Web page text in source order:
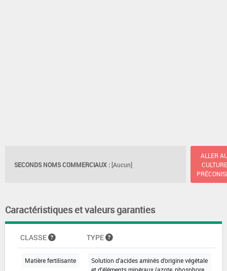
SECONDS NOMS COMMERCIAUX : [Aucun]
ALLER
Caractéristiques et valeurs garanties
CLASSE TYPE
Matière fertilisante
Solution d'acides aminés d'origine végétale